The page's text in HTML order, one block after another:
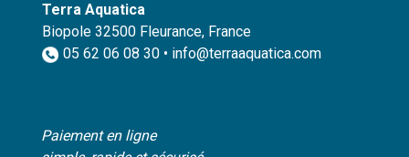
Terra Aquatica
Biopole 32500 Fleurance, France
05 62 06 08 30 • info@terraaquatica.com
Paiement en ligne